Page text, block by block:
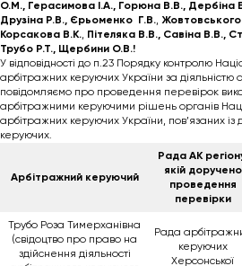
О.М., Герасимова І.А., Горюна В.В., Дербіна
Друзіна Р.В., Єрьоменко Г.В., Жовтовського
Корсакова В.К., Пітеляка В.В., Савіна В.В.,
Трубо Р.Т., Щербини О.В.!
У відповідності до п.23 Порядку контролю
арбітражних керуючих України за діяльністю
повідомляємо про проведення перевірок
арбітражними керуючими рішень органів
арбітражних керуючих України, пов’язаних із
керуючих.
Арбітражний керуючий
Рада АК
якій доручено
проведення
перевірки
Трубо Роза Тимерханівна
(свідоцтво про право на
здійснення діяльності
Рада
керуючих
Херсонської